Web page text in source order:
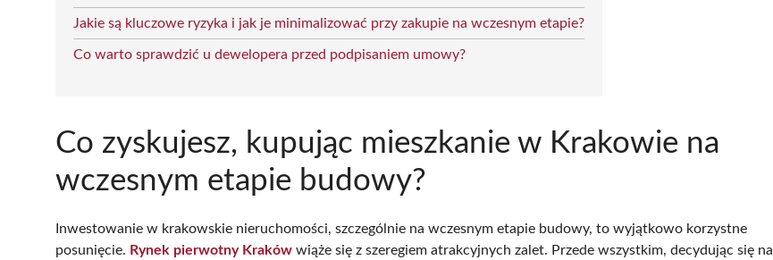
Jakie są kluczowe ryzyka i jak je minimalizować przy zakupie na wczesnym etapie?
Co warto sprawdzić u dewelopera przed podpisaniem umowy?
Co zyskujesz, kupując mieszkanie w Krakowie na
wczesnym etapie budowy?
Inwestowanie w krakowskie nieruchomości, szczególnie na wczesnym etapie budowy, to wyjątkowo korzystne
posunięcie. Rynek pierwotny Kraków wiąże się z szeregiem atrakcyjnych zalet. Przede wszystkim, decydując się na